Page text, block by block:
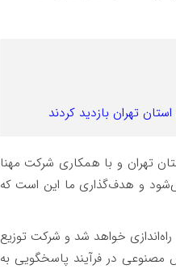
تهران بازدید کردند
تهران و با همکاری شرکت مهنا
و هدف‌گذاری ما این است که
خواهد شد و شرکت توزیع
در فرآیند پاسخگویی به